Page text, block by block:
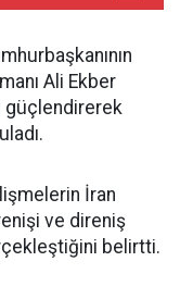
Ali Ekber
güçlendirerek
İran
ve direniş
belirtti.